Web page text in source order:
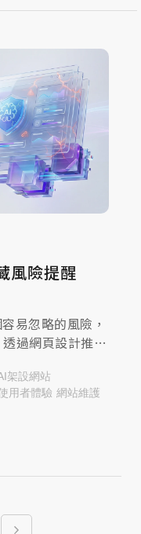
風險提醒
易忽略的風險，
過網頁設計推薦
架設網站
用者體驗 網站維護